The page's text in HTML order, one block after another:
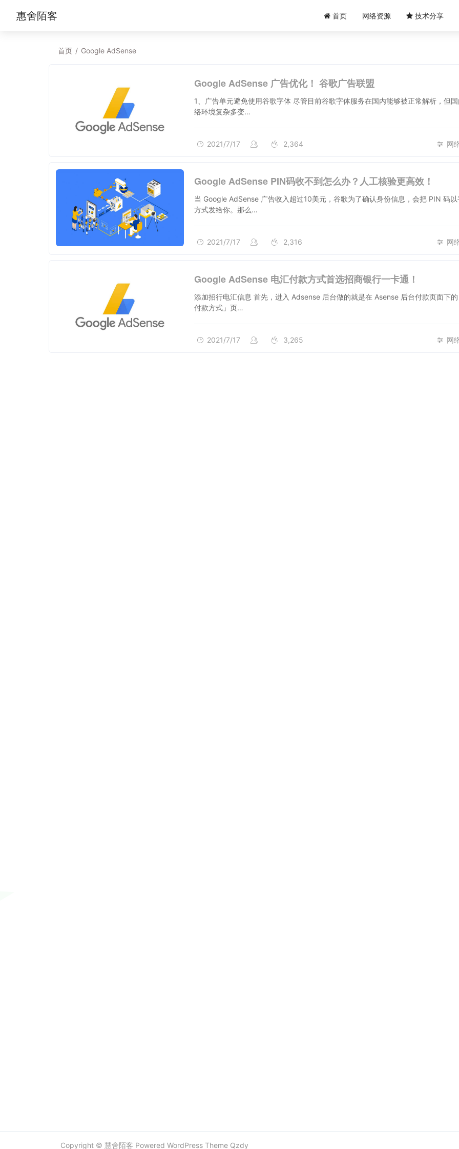
惠舍陌客 首页 网络资源 技术分享
首页 / Google AdSense
Google AdSense 广告优化！ 谷歌广告联盟
1、广告单元避免使用谷歌字体 尽管目前谷歌字体服务在国内能够被正常解析，但
络环境复杂多变…
网
2021/7/17 2,364
Google AdSense PIN码收不到怎么办？人工核验更高效！
当 Google AdSense 广告收入超过10美元，谷歌为了确认身份信息，会把 PIN 码
方式发给你。那么…
网
2021/7/17 2,316
Google AdSense 电汇付款方式首选招商银行一卡通！
添加招行电汇信息 首先，进入 Adsense 后台做的就是在 Asense 后台付款页面下
付款方式」页…
网
2021/7/17 3,265
Copyright © 慧舍陌客 Powered WordPressTheme Qzdy